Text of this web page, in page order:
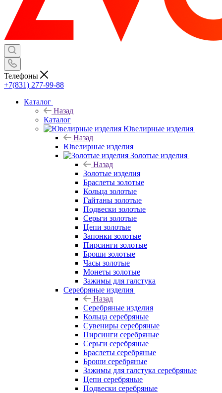
Телефоны
+7(831) 277-99-88
Каталог
Назад
Каталог
Ювелирные изделия
Назад
Ювелирные изделия
Золотые изделия
Назад
Золотые изделия
Браслеты золотые
Кольца золотые
Гайтаны золотые
Подвески золотые
Серьги золотые
Цепи золотые
Запонки золотые
Пирсинги золотые
Броши золотые
Часы золотые
Монеты золотые
Зажимы для галстука
Серебряные изделия
Назад
Серебряные изделия
Кольца серебряные
Сувениры серебряные
Пирсинги серебряные
Серьги серебряные
Браслеты серебряные
Броши серебряные
Зажимы для галстука серебряные
Цепи серебряные
Подвески серебряные